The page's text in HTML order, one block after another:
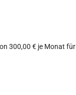
300,00 € je Monat für